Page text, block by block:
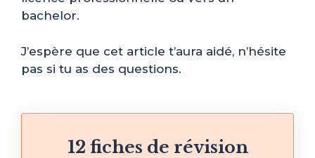
bachelor.
J’espère que cet article t’aura aidé, n’hésite
pas si tu as des questions.
12 fiches de révision